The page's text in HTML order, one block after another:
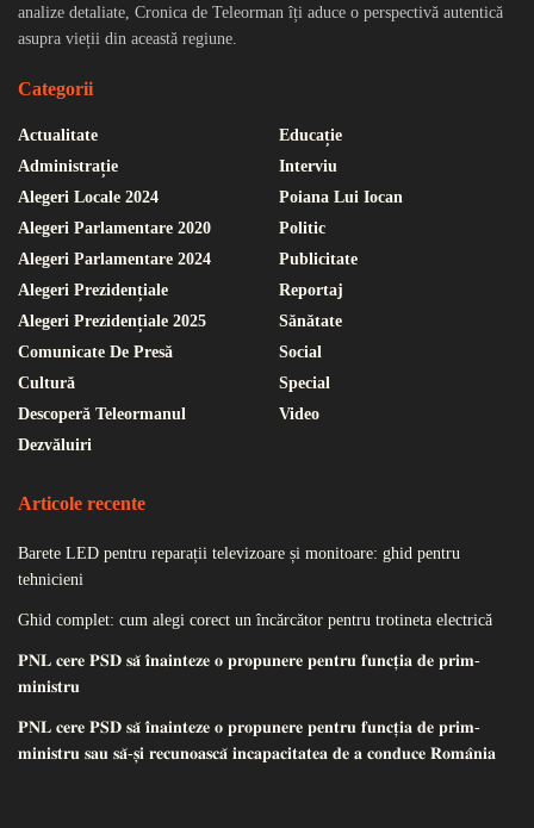
analize detaliate, Cronica de Teleorman îți aduce o perspectivă autentică
asupra vieții din această regiune.
Categorii
Actualitate
Administrație
Alegeri Locale 2024
Alegeri Parlamentare 2020
Alegeri Parlamentare 2024
Alegeri Prezidențiale
Alegeri Prezidențiale 2025
Comunicate De Presă
Cultură
Descoperă Teleormanul
Dezvăluiri
Educație
Interviu
Poiana Lui Iocan
Politic
Publicitate
Reportaj
Sănătate
Social
Special
Video
Articole recente
Barete LED pentru reparații televizoare și monitoare: ghid pentru
tehnicieni
Ghid complet: cum alegi corect un încărcător pentru trotineta electrică
𝐏𝐍𝐋 𝐜𝐞𝐫𝐞 𝐏𝐒𝐃 𝐬𝐚̆ 𝐢̂𝐧𝐚𝐢𝐧𝐭𝐞𝐳𝐞 𝐨 𝐩𝐫𝐨𝐩𝐮𝐧𝐞𝐫𝐞 𝐩𝐞𝐧𝐭𝐫𝐮 𝐟𝐮𝐧𝐜𝐭̦𝐢𝐚 𝐝𝐞 𝐩𝐫𝐢𝐦-
𝐦𝐢𝐧𝐢𝐬𝐭𝐫𝐮
𝐏𝐍𝐋 𝐜𝐞𝐫𝐞 𝐏𝐒𝐃 𝐬𝐚̆ 𝐢̂𝐧𝐚𝐢𝐧𝐭𝐞𝐳𝐞 𝐨 𝐩𝐫𝐨𝐩𝐮𝐧𝐞𝐫𝐞 𝐩𝐞𝐧𝐭𝐫𝐮 𝐟𝐮𝐧𝐜𝐭̦𝐢𝐚 𝐝𝐞 𝐩𝐫𝐢𝐦-
𝐦𝐢𝐧𝐢𝐬𝐭𝐫𝐮 𝐬𝐚𝐮 𝐬𝐚̆-𝐬̦𝐢 𝐫𝐞𝐜𝐮𝐧𝐨𝐚𝐬𝐜𝐚̆ 𝐢𝐧𝐜𝐚𝐩𝐚𝐜𝐢𝐭𝐚𝐭𝐞𝐚 𝐝𝐞 𝐚 𝐜𝐨𝐧𝐝𝐮𝐜𝐞 𝐑𝐨𝐦𝐚̂𝐧𝐢𝐚